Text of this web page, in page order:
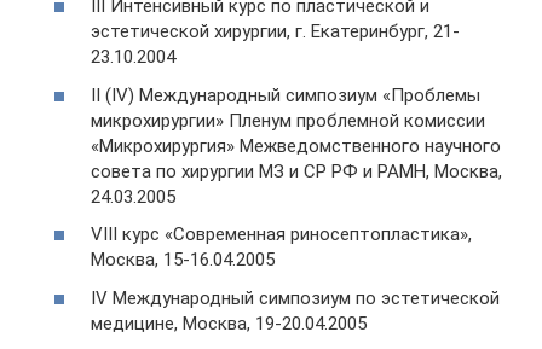
III Интенсивный курс по пластической и
эстетической хирургии, г. Екатеринбург, 21-
23.10.2004
II (IV) Международный симпозиум «Проблемы
микрохирургии» Пленум проблемной комиссии
«Микрохирургия» Межведомственного научного
совета по хирургии МЗ и СР РФ и РАМН, Москва,
24.03.2005
VIII курс «Современная риносептопластика»,
Москва, 15-16.04.2005
IV Международный симпозиум по эстетической
медицине, Москва, 19-20.04.2005